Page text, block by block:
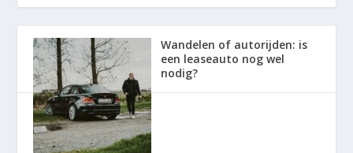
Wandelen of autorijden: is
een leaseauto nog wel
nodig?